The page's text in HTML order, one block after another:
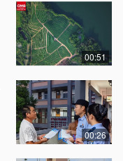
00:51
00:26